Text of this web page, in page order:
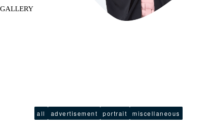
GALLERY
all advertisement portrait miscellaneous